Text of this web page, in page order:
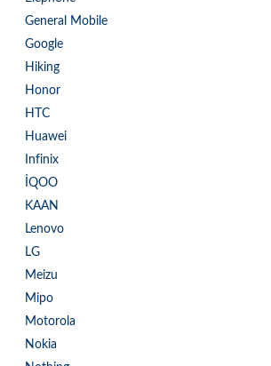
General Mobile
Google
Hiking
Honor
HTC
Huawei
Infinix
İQOO
KAAN
Lenovo
LG
Meizu
Mipo
Motorola
Nokia